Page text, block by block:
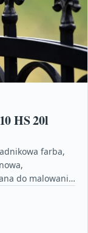
HS 20l
farba,
do malowania